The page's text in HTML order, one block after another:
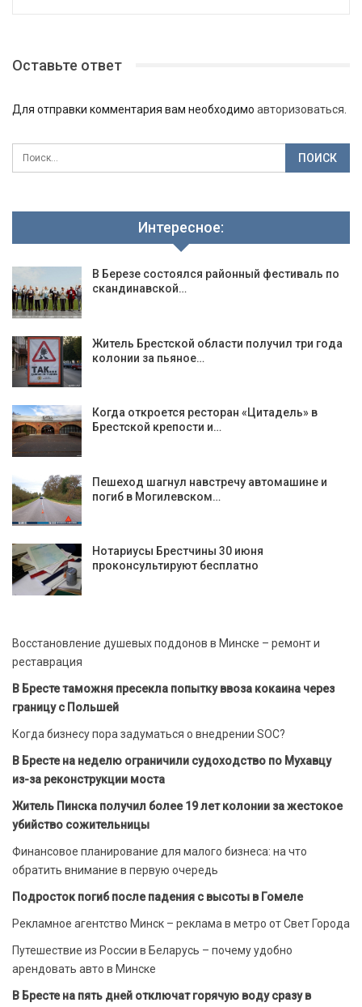
Оставьте ответ
Для отправки комментария вам необходимо авторизоваться
Интересное:
В Березе состоялся районный фестиваль по
скандинавской…
Житель Брестской области получил три года
колонии за пьяное…
Когда откроется ресторан «Цитадель» в
Брестской крепости и…
Пешеход шагнул навстречу автомашине и
погиб в Могилевском…
Нотариусы Брестчины 30 июня
проконсультируют бесплатно
Восстановление душевых поддонов в Минске – ремонт и
реставрация
В Бресте таможня пресекла попытку ввоза кокаина через
границу с Польшей
Когда бизнесу пора задуматься о внедрении SOC?
В Бресте на неделю ограничили судоходство по Мухавцу
из-за реконструкции моста
Житель Пинска получил более 19 лет колонии за жестокое
убийство сожительницы
Финансовое планирование для малого бизнеса: на что
обратить внимание в первую очередь
Подросток погиб после падения с высоты в Гомеле
Рекламное агентство Минск – реклама в метро от Свет Города
Путешествие из России в Беларусь – почему удобно
арендовать авто в Минске
В Бресте на пять дней отключат горячую воду сразу в